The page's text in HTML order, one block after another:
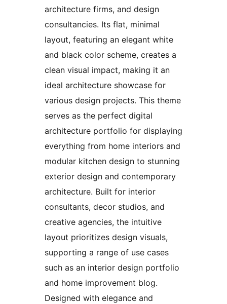
architecture firms, and design
consultancies. Its flat, minimal
layout, featuring an elegant white
and black color scheme, creates a
clean visual impact, making it an
ideal architecture showcase for
various design projects. This theme
serves as the perfect digital
architecture portfolio for displaying
everything from home interiors and
modular kitchen design to stunning
exterior design and contemporary
architecture. Built for interior
consultants, decor studios, and
creative agencies, the intuitive
layout prioritizes design visuals,
supporting a range of use cases
such as an interior design portfolio
and home improvement blog.
Designed with elegance and